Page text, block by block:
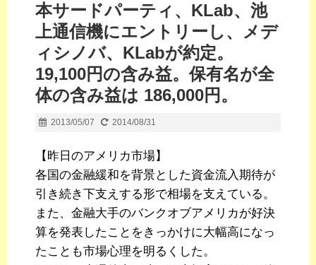
本サードパーティ、KLab、池
上通信機にエントリーし、メデ
ィシノバ、KLabが約定。
19,100円の含み益。保有名が全
体の含み益は 186,000円。
2013/05/07 2014/08/31
【昨日のアメリカ市場】
各国の金融緩和を背景とした資金流入期待が
引き続き下支えする形で相場を支えている。
また、金融大手のバンクオブアメリカが好決
算を発表したことをきっかけに大幅高になっ
たことも市場心理を明るくした。